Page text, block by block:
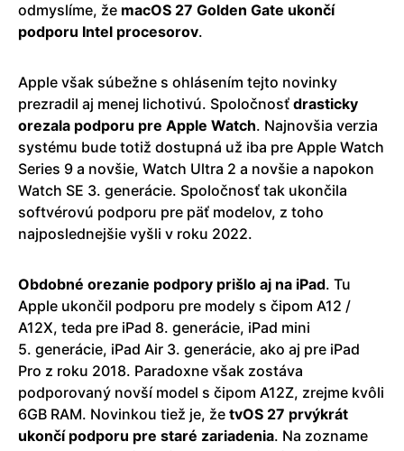
odmyslíme, že macOS 27 Golden Gate ukončí
podporu Intel procesorov.
Apple však súbežne s ohlásením tejto novinky
prezradil aj menej lichotivú. Spoločnosť drasticky
orezala podporu pre Apple Watch. Najnovšia verzia
systému bude totiž dostupná už iba pre Apple Watch
Series 9 a novšie, Watch Ultra 2 a novšie a napokon
Watch SE 3. generácie. Spoločnosť tak ukončila
softvérovú podporu pre päť modelov, z toho
najposlednejšie vyšli v roku 2022.
Obdobné orezanie podpory prišlo aj na iPad. Tu
Apple ukončil podporu pre modely s čipom A12 /
A12X, teda pre iPad 8. generácie, iPad mini
5. generácie, iPad Air 3. generácie, ako aj pre iPad
Pro z roku 2018. Paradoxne však zostáva
podporovaný novší model s čipom A12Z, zrejme kvôli
6GB RAM. Novinkou tiež je, že tvOS 27 prvýkrát
ukončí podporu pre staré zariadenia. Na zozname